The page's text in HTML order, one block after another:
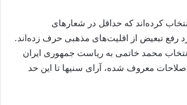
انتخاب کرده‌اند که حداقل در شعارهای
رفع تبعیض از اقلیت‌های مذهبی حرف زده‌اند.
محمد خاتمی به ریاست جمهوری ایران
اصلاحات معروف شده، آرای سنی​ها تا این حد